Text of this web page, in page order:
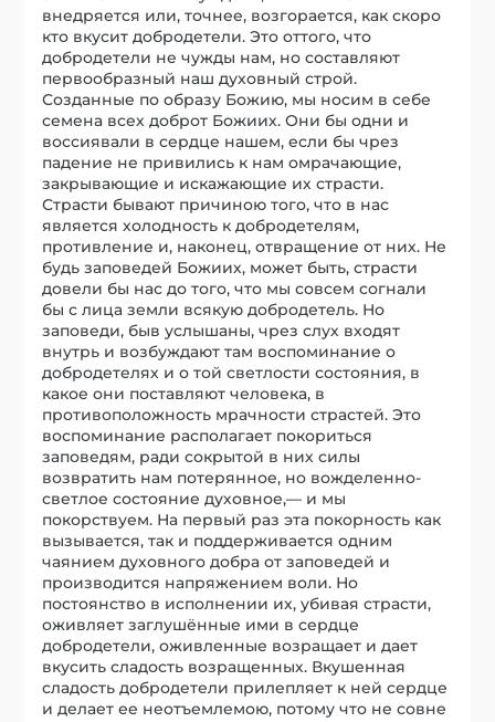
внедряется или, точнее, возгорается, как скоро
кто вкусит добродетели. Это оттого, что
добродетели не чужды нам, но составляют
первообразный наш духовный строй.
Созданные по образу Божию, мы носим в себе
семена всех доброт Божиих. Они бы одни и
воссиявали в сердце нашем, если бы чрез
падение не привились к нам омрачающие,
закрывающие и искажающие их страсти.
Страсти бывают причиною того, что в нас
является холодность к добродетелям,
противление и, наконец, отвращение от них. Не
будь заповедей Божиих, может быть, страсти
довели бы нас до того, что мы совсем согнали
бы с лица земли всякую добродетель. Но
заповеди, быв услышаны, чрез слух входят
внутрь и возбуждают там воспоминание о
добродетелях и о той светлости состояния, в
какое они поставляют человека, в
противоположность мрачности страстей. Это
воспоминание располагает покориться
заповедям, ради сокрытой в них силы
возвратить нам потерянное, но вожделенно-
светлое состояние духовное,— и мы
покорствуем. На первый раз эта покорность как
вызывается, так и поддерживается одним
чаянием духовного добра от заповедей и
производится напряжением воли. Но
постоянство в исполнении их, убивая страсти,
оживляет заглушённые ими в сердце
добродетели, оживленные возращает и дает
вкусить сладость возращенных. Вкушенная
сладость добродетели прилепляет к ней сердце
и делает ее неотъемлемою, потому что не совне